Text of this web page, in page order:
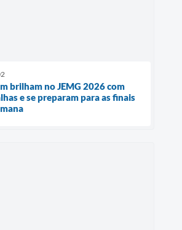
brilham no JEMG 2026 com
e se preparam para as finais